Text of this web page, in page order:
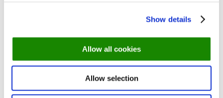
Show details
Allow all cookies
Allow selection
for at tage de løse bukser på til middag. Psssst! Deres Pad Thai
Her er konceptet enkelt, og menukortet består af diverse
specialiteter og drikkevarer importeret direkte fra Thailand. Men